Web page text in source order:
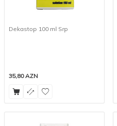
Dekastop 100 ml Srp
35,80AZN